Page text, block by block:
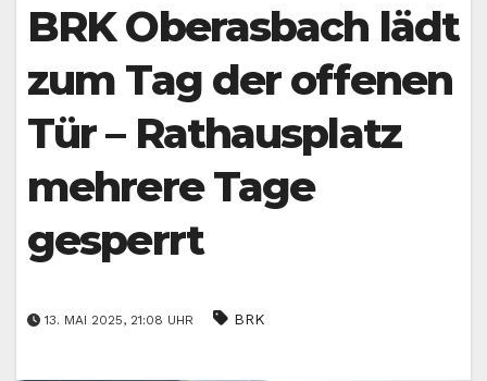
BRK Oberasbach lädt
zum Tag der offenen
Tür – Rathausplatz
mehrere Tage
gesperrt
13. MAI 2025, 21:08 UHR BRK